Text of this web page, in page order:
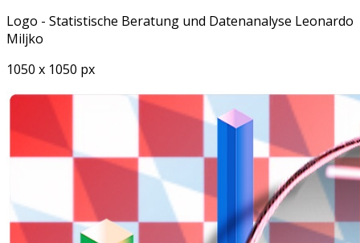
Logo - Statistische Beratung und Datenanalyse Leonardo
Miljko
1050 x 1050 px